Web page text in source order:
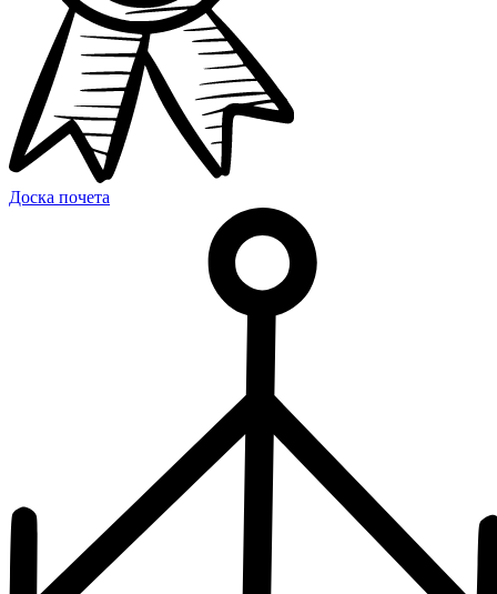
Доска почета